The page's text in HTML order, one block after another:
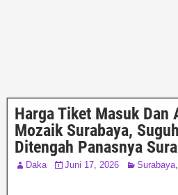
Harga Tiket Masuk Dan
Mozaik Surabaya,
Ditengah Panasnya
Daka Juni 17, 2026 Surabaya,